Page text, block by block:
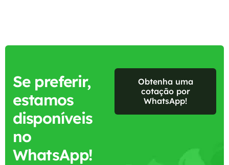
Se preferir,
estamos
disponíveis
no
WhatsApp!
Obtenha uma
cotação por
WhatsApp!